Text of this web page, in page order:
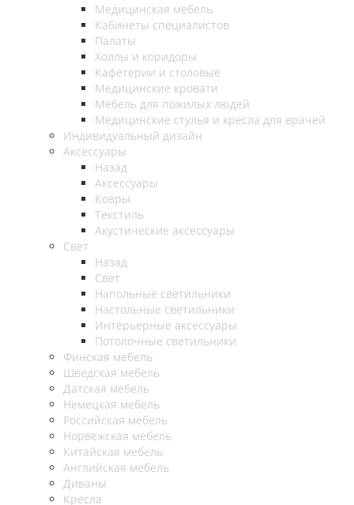
Медицинская мебель
Кабинеты специалистов
Палаты
Холлы и коридоры
Кафетерии и столовые
Медицинские кровати
Мебель для пожилых людей
Медицинские стулья и кресла для врачей
Индивидуальный дизайн
Аксессуары
Назад
Аксессуары
Ковры
Текстиль
Акустические аксессуары
Свет
Назад
Свет
Напольные светильники
Настольные светильники
Интерьерные аксессуары
Потолочные светильники
Финская мебель
Шведская мебель
Датская мебель
Немецкая мебель
Российская мебель
Норвежская мебель
Китайская мебель
Английская мебель
Диваны
Кресла